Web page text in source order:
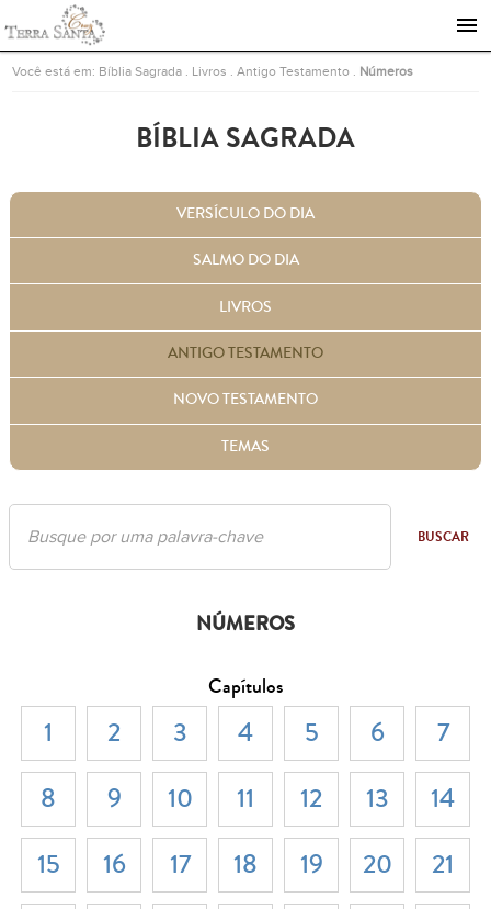
Ir para a página inicial
Você está em: Bíblia Sagrada Livros .Antigo Testamento Números
BÍBLIA SAGRADA
VERSÍCULO DO DIA
SALMO DO DIA
LIVROS
ANTIGO TESTAMENTO
NOVO TESTAMENTO
TEMAS
BUSCAR
NÚMEROS
Capítulos
1 2 3 4 5 6
7
8
9 10 11 12 13
14
15
16 17 18 19 20
21